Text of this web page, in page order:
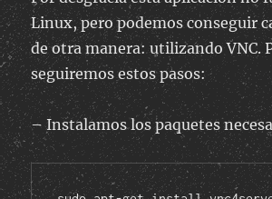
Linux, pero podemos conseguir
de otra manera: utilizando VNC.
seguiremos estos pasos:
– Instalamos los paquetes